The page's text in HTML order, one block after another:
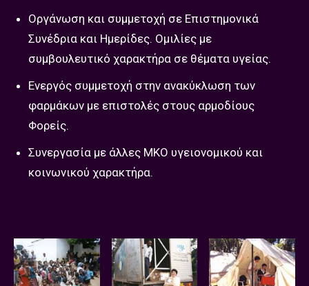
Οργάνωση και συμμετοχή σε Επιστημονικά
Συνέδρια και Ημερίδες. Ομιλίες με
συμβουλευτικό χαρακτήρα σε θέματα υγείας.
Ενεργός συμμετοχή στην ανακύκλωση των
φαρμάκων με επιστολές στους αρμοδίους
Φορείς.
Συνεργασία με άλλες ΜΚΟ υγειονομικού και
κοινωνικού χαρακτήρα.